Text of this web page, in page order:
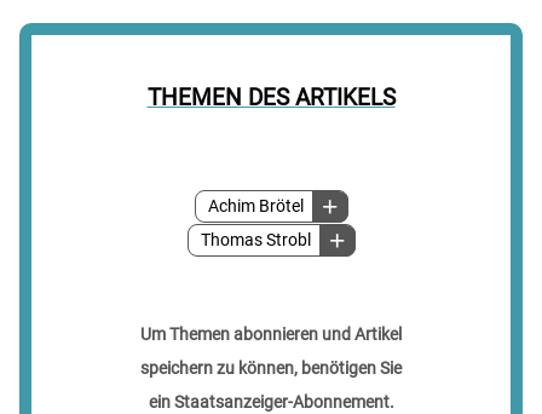
THEMEN DES ARTIKELS
Achim Brötel
Thomas Strobl
Um Themen abonnieren und Artikel
speichern zu können, benötigen Sie
ein Staatsanzeiger-Abonnement.